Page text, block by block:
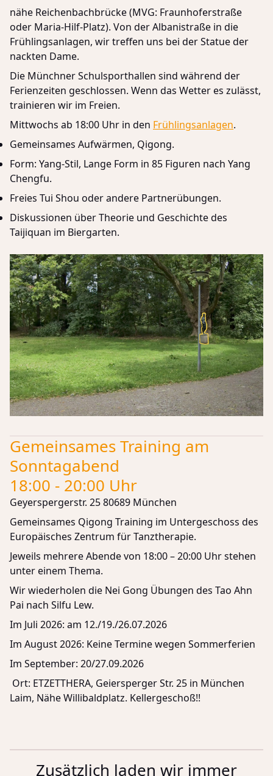
nähe Reichenbachbrücke (MVG: Fraunhoferstraße
oder Maria-Hilf-Platz). Von der Albanistraße in die
Frühlingsanlagen, wir treffen uns bei der Statue der
nackten Dame.
Die Münchner Schulsporthallen sind während der
Ferienzeiten geschlossen. Wenn das Wetter es zulässt,
trainieren wir im Freien.
Mittwochs ab 18:00 Uhr in den Frühlingsanlagen.
Gemeinsames Aufwärmen, Qigong.
Form: Yang-Stil, Lange Form in 85 Figuren nach Yang
Chengfu.
Freies Tui Shou oder andere Partnerübungen.
Diskussionen über Theorie und Geschichte des
Taijiquan im Biergarten.
Gemeinsames Training am
Sonntagabend
18:00 - 20:00 Uhr
Geyerspergerstr. 25 80689 München
Gemeinsames Qigong Training im Untergeschoss des
Europäisches Zentrum für Tanztherapie.
Jeweils mehrere Abende von 18:00 – 20:00 Uhr stehen
unter einem Thema.
Wir wiederholen die Nei Gong Übungen des Tao Ahn
Pai nach Silfu Lew.
Im Juli 2026: am 12./19./26.07.2026
Im August 2026: Keine Termine wegen Sommerferien
Im September: 20/27.09.2026
Ort: ETZETTHERA, Geiersperger Str. 25 in München
Laim, Nähe Willibaldplatz. Kellergeschoß!!
Zusätzlich laden wir immer